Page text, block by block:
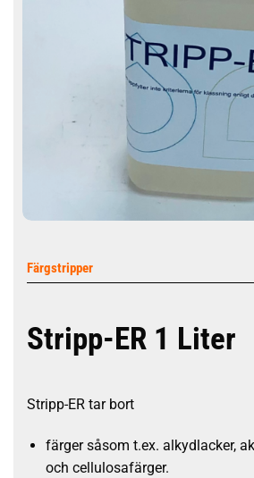
Färgstripper
Stripp-ER 1 Liter
Stripp-ER tar bort
färger såsom t.ex. alkydlacker,
och cellulosafärger.